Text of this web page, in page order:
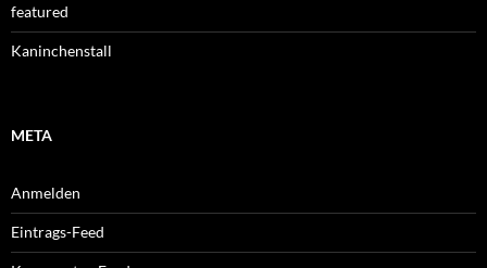
featured
Kaninchenstall
META
Anmelden
Eintrags-Feed